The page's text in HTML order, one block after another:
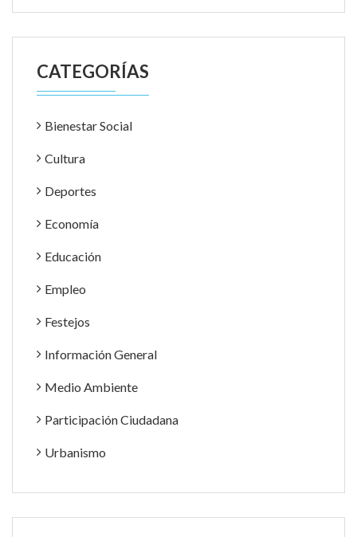
CATEGORÍAS
Bienestar Social
Cultura
Deportes
Economía
Educación
Empleo
Festejos
Información General
Medio Ambiente
Participación Ciudadana
Urbanismo